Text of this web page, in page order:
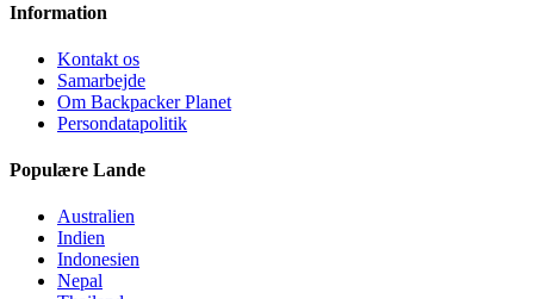
Information
Kontakt os
Samarbejde
Om Backpacker Planet
Persondatapolitik
Populære Lande
Australien
Indien
Indonesien
Nepal